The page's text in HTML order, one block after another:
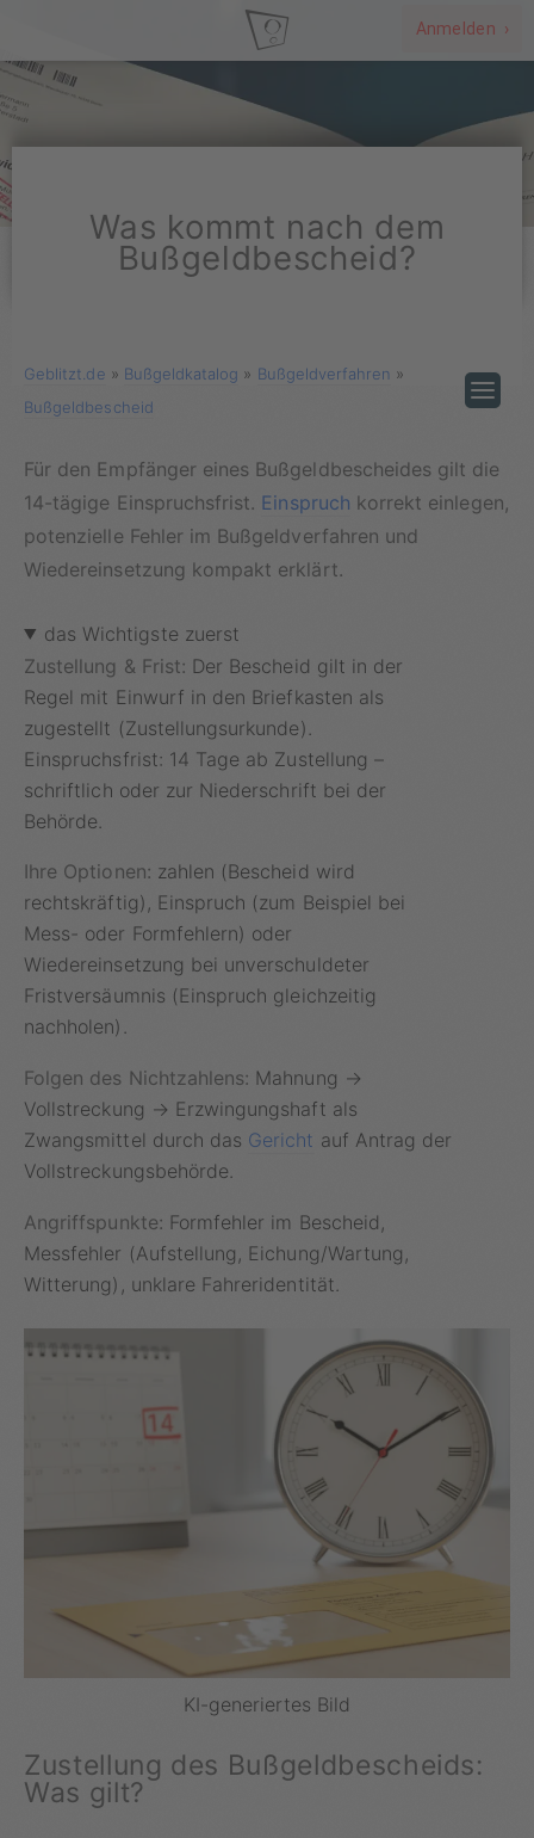
Anmelden ›
Was kommt nach dem
Bußgeldbescheid?
Geblitzt.de » Bußgeldkatalog » Bußgeldverfahren »
Bußgeldbescheid
Für den Empfänger eines Bußgeldbescheides gilt die
14-tägige Einspruchsfrist. Einspruch korrekt einlegen,
potenzielle Fehler im Bußgeldverfahren und
Wiedereinsetzung kompakt erklärt.
das Wichtigste zuerst
Zustellung & Frist: Der Bescheid gilt in der
Regel mit Einwurf in den Briefkasten als
zugestellt (Zustellungsurkunde).
Einspruchsfrist: 14 Tage ab Zustellung –
schriftlich oder zur Niederschrift bei der
Behörde.
Ihre Optionen: zahlen (Bescheid wird
rechtskräftig), Einspruch (zum Beispiel bei
Mess- oder Formfehlern) oder
Wiedereinsetzung bei unverschuldeter
Fristversäumnis (Einspruch gleichzeitig
nachholen).
Folgen des Nichtzahlens: Mahnung →
Vollstreckung → Erzwingungshaft als
Zwangsmittel durch das Gericht auf Antrag der
Vollstreckungsbehörde.
Angriffspunkte: Formfehler im Bescheid,
Messfehler (Aufstellung, Eichung/Wartung,
Witterung), unklare Fahreridentität.
KI-generiertes Bild
Zustellung des Bußgeldbescheids:
Was gilt?